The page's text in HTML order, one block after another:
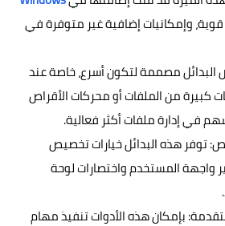
وإمكانيات إضافية غير متوفرة في
مصممة لتكون أسرع، خاصة عند
كبيرة من الملفات أو محركات الأقراص
في إدارة ملفات أكثر فعالية.
توفر هذه البدائل خيارات تخصيص
واجهة المستخدم واختصارات لوحة
بإمكان هذه الأدوات تنفيذ مهام